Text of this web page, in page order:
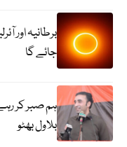
جائے گا
ہم صبر کر
بلاول بھٹو